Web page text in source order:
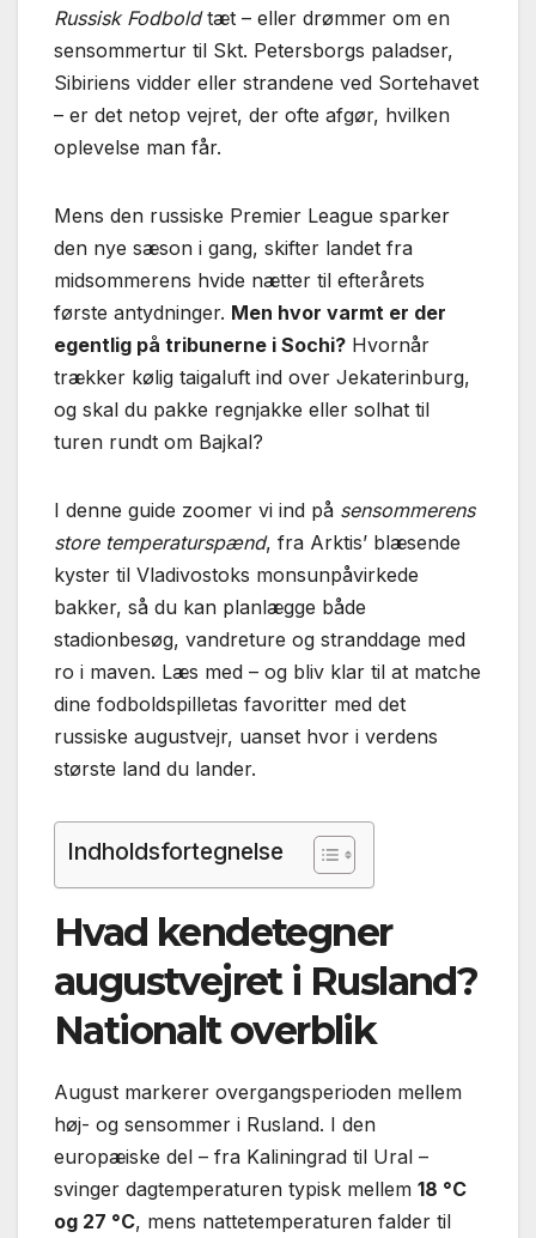
Russisk Fodboldtæt – eller drømmer om en
sensommertur til Skt. Petersborgs paladser,
Sibiriens vidder eller strandene ved Sortehavet
– er det netop vejret, der ofte afgør, hvilken
oplevelse man får.
Mens den russiske Premier League sparker
den nye sæson i gang, skifter landet fra
midsommerens hvide nætter til efterårets
første antydninger. Men hvor varmt er der
egentlig på tribunerne i Sochi? Hvornår
trækker kølig taigaluft ind over Jekaterinburg,
og skal du pakke regnjakke eller solhat til
turen rundt om Bajkal?
I denne guide zoomer vi ind på sensommerens
store temperaturspænd, fra Arktis’ blæsende
kyster til Vladivostoks monsunpåvirkede
bakker, så du kan planlægge både
stadionbesøg, vandreture og stranddage med
ro i maven. Læs med – og bliv klar til at matche
dine fodboldspilletas favoritter med det
russiske augustvejr, uanset hvor i verdens
største land du lander.
Indholdsfortegnelse
Hvad kendetegner
augustvejret i Rusland?
Nationalt overblik
August markerer overgangsperioden mellem
høj- og sensommer i Rusland. I den
europæiske del – fra Kaliningrad til Ural –
svinger dagtemperaturen typisk mellem 18 °C
og 27 °C, mens nattetemperaturen falder til